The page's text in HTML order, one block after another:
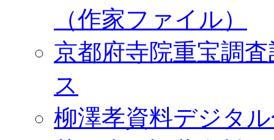
（作家ファイル）
京都府寺院重宝調
ス
柳澤孝資料デジタ